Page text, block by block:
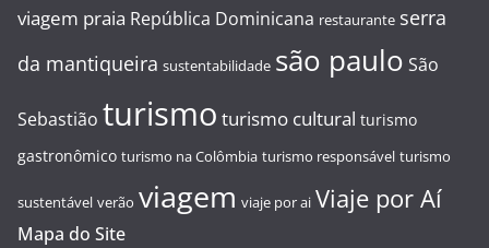
viagem praia República Dominicana restaurante serra
da mantiqueira sustentabilidade são paulo São
Sebastião turismo turismo cultural turismo
gastronômico turismo na Colômbia turismo responsável turismo
sustentável verão viagem viaje por ai Viaje por Aí
Mapa do Site